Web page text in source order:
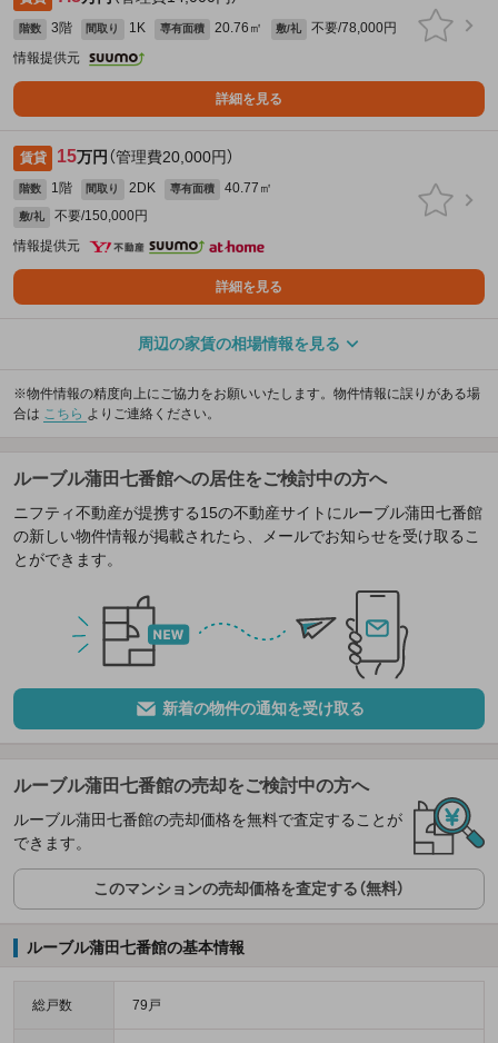
階数 3階 間取り 1K 専有面積 20.76㎡ 敷/礼
不要/78,000円
情報提供元
詳細を見る
賃貸 15万円 （管理費20,000円）
階数 1階 間取り 2DK 専有面積 40.77㎡
敷/礼
不要/150,000円
情報提供元
詳細を見る
周辺の家賃の相場情報を見る
※物件情報の精度向上にご協力をお願いいたします。物件情報に誤りがある場
合は こちら よりご連絡ください。
ルーブル蒲田七番館への居住をご検討中の方へ
ニフティ不動産が提携する15の不動産サイトにルーブル蒲田七番館
の新しい物件情報が掲載されたら、メールでお知らせを受け取るこ
とができます。
新着の物件の通知を受け取る
ルーブル蒲田七番館の売却をご検討中の方へ
ルーブル蒲田七番館の売却価格を無料で査定することが
できます。
このマンションの売却価格を査定する（無料）
ルーブル蒲田七番館の基本情報
総戸数 79戸